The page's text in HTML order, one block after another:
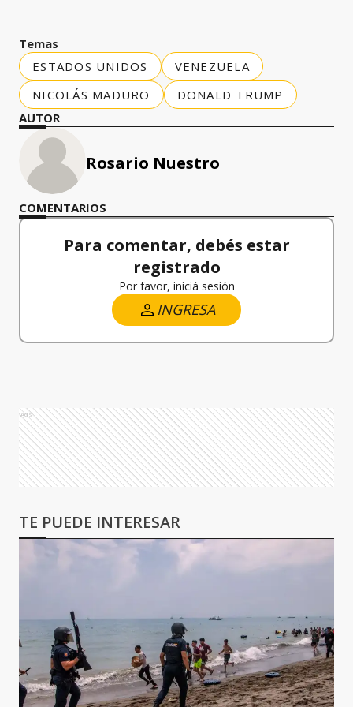
Temas
ESTADOS UNIDOS
VENEZUELA
NICOLÁS MADURO
DONALD TRUMP
AUTOR
Rosario Nuestro
COMENTARIOS
Para comentar, debés estar
registrado
Por favor, iniciá sesión
INGRESA
Ads
TE PUEDE INTERESAR